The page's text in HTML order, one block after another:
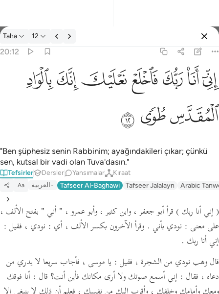
Tefsir: Taha 20:12
Taha 12
20:12
اني انا ربك فاخلع نعليك انك بالواد المقدس طوى ١٢
إِنِّىٓ أَنَا۠ رَبُّكَ فَٱخْلَعْ نَعْلَيْكَ ۖ إِنَّكَ بِٱلْوَادِ ٱلْمُقَدَّسِ طُوًۭى ١٢
ﲺﲻﲼﲽﲾﲿﳀ
ﳁﳂ ﳃ
"Ben şüphesiz senin Rabbinim; ayağındakileri çıkar; çünkü
sen, kutsal bir vadi olan Tuva'dasın."
Tefsirler Dersler Yansımalar Kıraat
Aa العربية Tafseer Al-Baghawi Tafseer Jalalayn Arabic
( إني أنا ربك ) قرأ أبو جعفر ، وابن كثير ، وأبو عمرو ، " أني " بفتح الألف ،
على معنى : نودي بأني . وقرأ الآخرون بكسر الألف ، أي : نودي ، فقيل :
إني أنا ربك .
قال وهب نودي من الشجرة ، فقيل : يا موسى ، فأجاب سريعا لا يدري من
دعاه ، فقال : إني أسمع صوتك ولا أرى مكانك فأين أنت؟ قال : أنا فوقك